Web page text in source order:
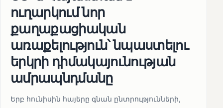
ուղարկում նոր
քաղաքացիական
առաքելություն՝ նպաստելու
երկրի դիմակայունության
ամրապնդմանը
Երբ հունիսին հայերը գնան ընտրությունների,